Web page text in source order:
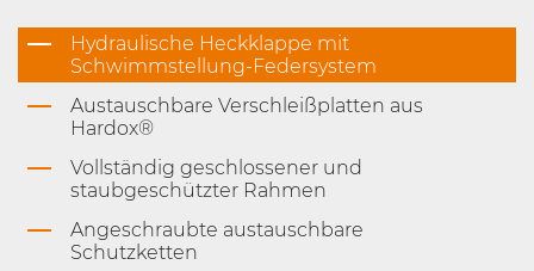
Hydraulische Heckklappe mit
Schwimmstellung-Federsystem
Austauschbare Verschleißplatten aus
Hardox®
Vollständig geschlossener und
staubgeschützter Rahmen
Angeschraubte austauschbare
Schutzketten